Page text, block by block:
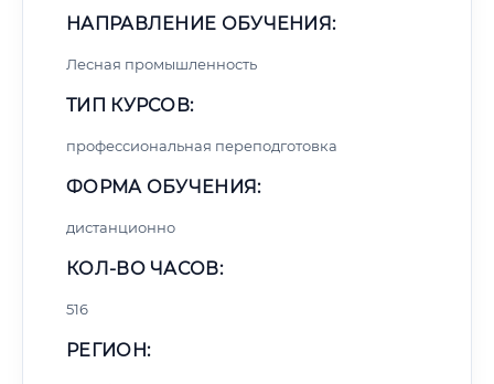
НАПРАВЛЕНИЕ ОБУЧЕНИЯ:
Лесная промышленность
ТИП КУРСОВ:
профессиональная переподготовка
ФОРМА ОБУЧЕНИЯ:
дистанционно
КОЛ-ВО ЧАСОВ:
516
РЕГИОН: